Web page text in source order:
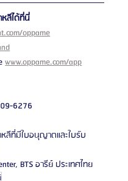
หลีได้ที่นี่
oppame
www.oppame.com/app
6276
ลีที่มีใบอนุญาตและใบรับ
BTS อารีย์ ประเทศไทย